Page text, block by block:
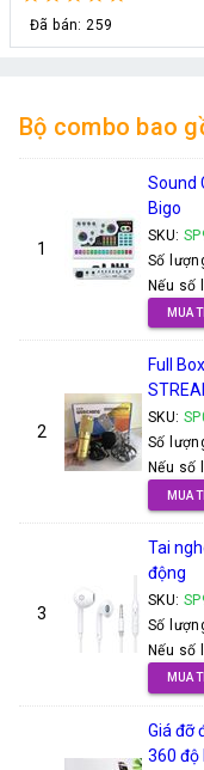
Đã bán: 259
Bộ combo bao
1
Sound
Bigo
SKU:
Số
Nếu số
MUA
2
Full
SKU:
Số
Nếu số
MUA
3
Tai
động
SKU:
Số
Nếu số
MUA
Giá đỡ
360 độ